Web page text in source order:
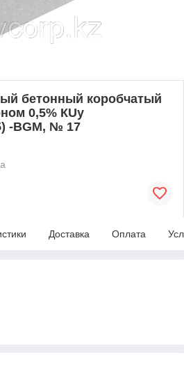
бетонный коробчатый
0,5% КUу
-BGМ, № 17
Доставка Оплата